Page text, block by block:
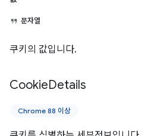
문자열
쿠키의 값입니다.
CookieDetails
Chrome 88 이상